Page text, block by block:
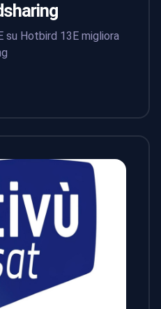
su Hotbird 13E migliora